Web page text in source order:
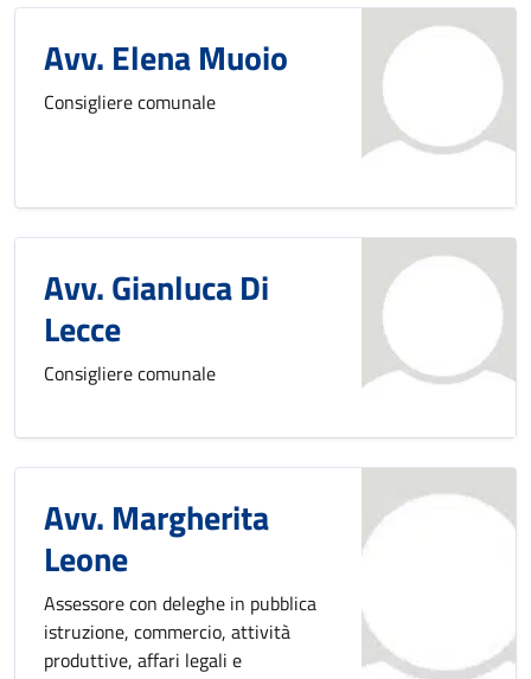
Avv. Elena Muoio
Consigliere comunale
Avv. Gianluca Di
Lecce
Consigliere comunale
Avv. Margherita
Leone
Assessore con deleghe in pubblica
istruzione, commercio, attività
produttive, affari legali e